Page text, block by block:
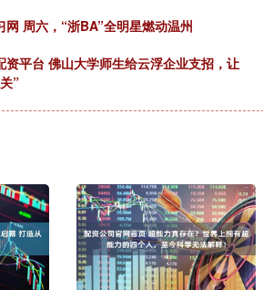
网 周六，“浙BA”全明星燃动温州
资平台 佛山大学师生给云浮企业支招，让
”